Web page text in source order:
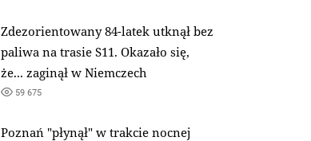
Zdezorientowany 84-latek utknął bez
paliwa na trasie S11. Okazało się,
że... zaginął w Niemczech
59 675
Poznań "płynął" w trakcie nocnej